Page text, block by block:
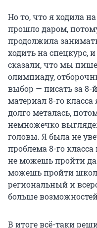
Но то, что я ходила
прошло даром,
продолжила
ходить на спецкурс,
сказали, что мы
олимпиаду,
выбор — писать за 8-
материал 8-го
долго металась,
немножечко
головы. Я была не
проблема 8-го
не можешь пройти
можешь пройти
региональный и
больше
В итоге всё-таки